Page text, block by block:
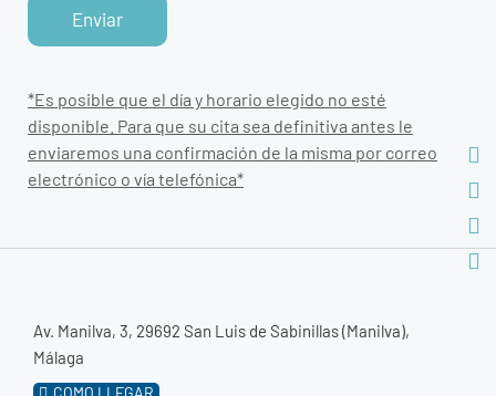
*Es posible que el día y horario elegido no esté
disponible. Para que su cita sea definitiva antes le
enviaremos una confirmación de la misma por correo
electrónico o vía telefónica*
Av. Manilva, 3, 29692 San Luis de Sabinillas (Manilva),
Málaga